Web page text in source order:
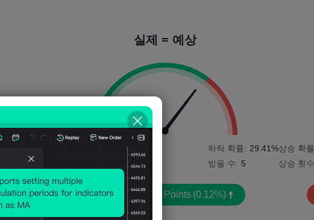
실제 = 예상
하락 확률: 29.41%
방울 수: 5
평균 변동성: Points (0.12%)
상승 확
상승 횟